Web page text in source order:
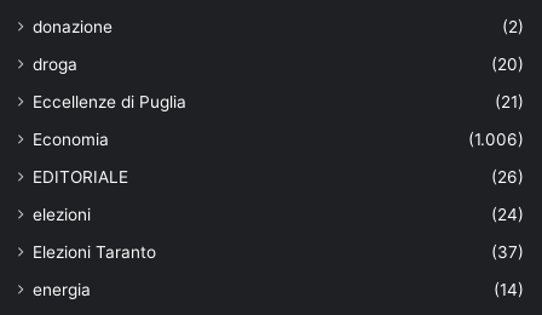
donazione
(2)
droga
(20)
Eccellenze di Puglia
(21)
Economia
(1.006)
EDITORIALE
(26)
elezioni
(24)
Elezioni Taranto
(37)
energia
(14)